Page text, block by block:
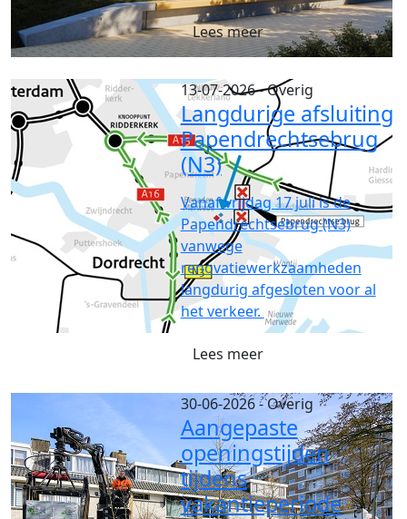
Lees meer
13-07-2026- Overig
Langdurige afsluiting
Papendrechtsebrug
(N3)
Vanaf vrijdag 17 juli is de
Papendrechtsebrug (N3)
vanwege
renovatiewerkzaamheden
langdurig afgesloten voor al
het verkeer.
Lees meer
30-06-2026- Overig
Aangepaste
openingstijden
tijdens
vakantieperiode